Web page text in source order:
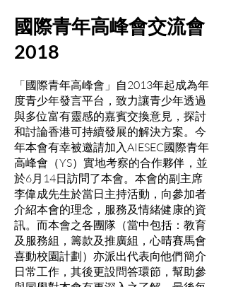
國際青年高峰會交流會
2018
「國際青年高峰會」自2013年起成為年
度青少年發言平台，致力讓青少年透過
與多位富有靈感的嘉賓交換意見，探討
和討論香港可持續發展的解決方案。今
年本會有幸被邀請加入AIESEC國際青年
高峰會（YS）實地考察的合作夥伴，並
於6月14日訪問了本會。本會的副主席
李偉成先生於當日主持活動，向參加者
介紹本會的理念，服務及情緒健康的資
訊。而本會之各團隊（當中包括：教育
及服務組，籌款及推廣組，心晴賽馬會
喜動校園計劃）亦派出代表向他們簡介
日常工作，其後更設問答環節，幫助參